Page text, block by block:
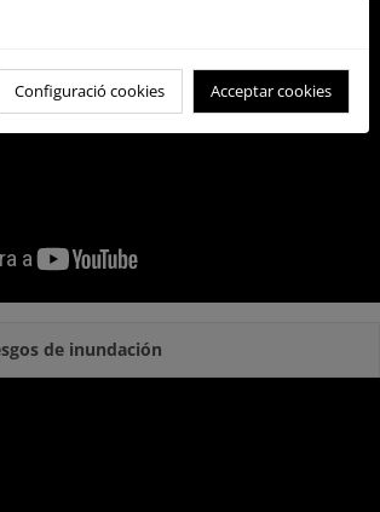
de inundación
Configuració cookies Acceptar cookies